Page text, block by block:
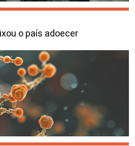
o país adoecer